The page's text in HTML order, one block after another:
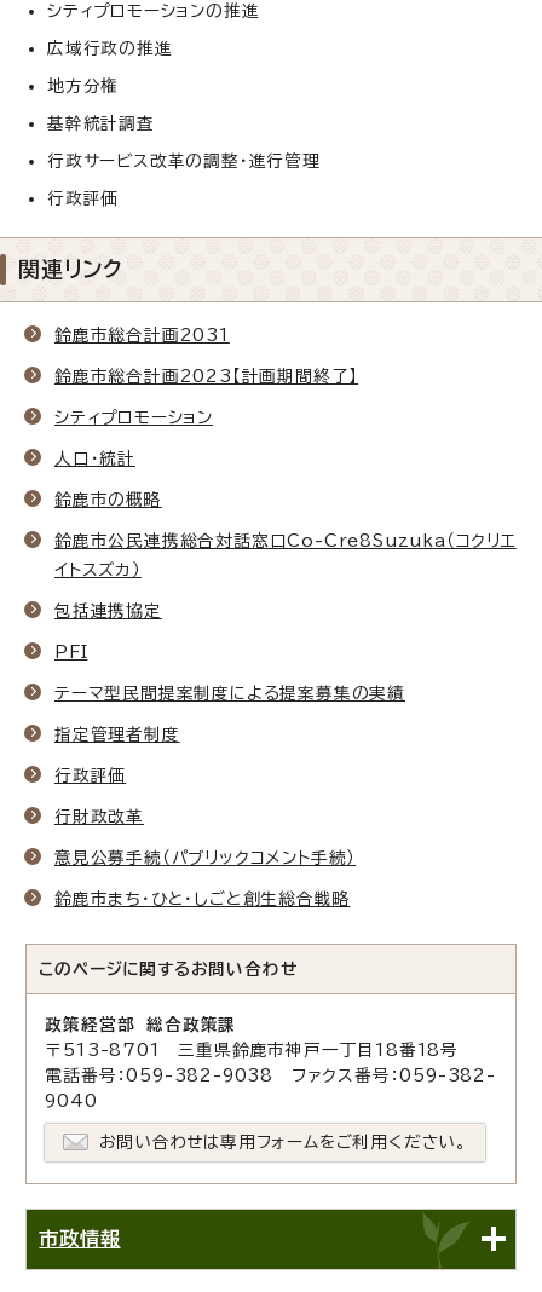
シティプロモーションの推進
広域行政の推進
地方分権
基幹統計調査
行政サービス改革の調整・進行管理
行政評価
関連リンク
鈴鹿市総合計画2031
鈴鹿市総合計画2023【計画期間終了】
シティプロモーション
人口・統計
鈴鹿市の概略
鈴鹿市公民連携総合対話窓口Co-Cre8Suzuka（コクリエ
イトスズカ）
包括連携協定
PFI
テーマ型民間提案制度による提案募集の実績
指定管理者制度
行政評価
行財政改革
意見公募手続（パブリックコメント手続）
鈴鹿市まち・ひと・しごと創生総合戦略
このページに関する お問い合わせ
政策経営部 総合政策課
〒513-8701 三重県鈴鹿市神戸一丁目18番18号
電話番号：059-382-9038 ファクス番号：059-382-
9040
お問い合わせは専用フォームをご利用ください。
市政情報